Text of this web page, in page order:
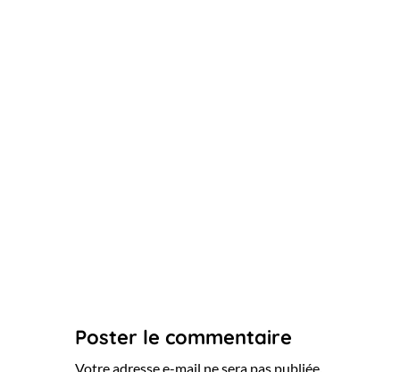
Poster le commentaire
Votre adresse e-mail ne sera pas publiée.